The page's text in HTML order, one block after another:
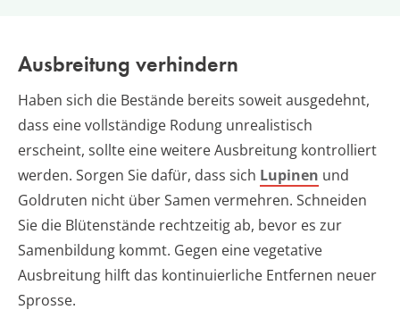
Ausbreitung verhindern
Haben sich die Bestände bereits soweit ausgedehnt,
dass eine vollständige Rodung unrealistisch
erscheint, sollte eine weitere Ausbreitung kontrolliert
werden. Sorgen Sie dafür, dass sich Lupinen und
Goldruten nicht über Samen vermehren. Schneiden
Sie die Blütenstände rechtzeitig ab, bevor es zur
Samenbildung kommt. Gegen eine vegetative
Ausbreitung hilft das kontinuierliche Entfernen neuer
Sprosse.